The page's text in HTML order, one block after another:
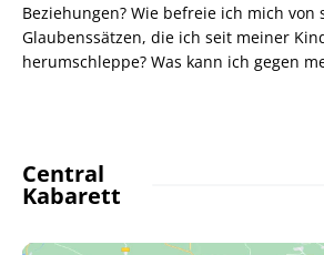
Beziehungen? Wie befreie ich mich von
Glaubenssätzen, die ich seit meiner
herumschleppe? Was kann ich gegen
Central
Kabarett